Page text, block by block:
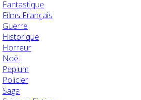
Fantastique
Films Français
Guerre
Historique
Horreur
Noël
Peplum
Policier
Saga